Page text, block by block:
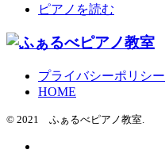
ピアノを読む
プライバシーポリシー
HOME
© 2021 ふぁるべピアノ教室.